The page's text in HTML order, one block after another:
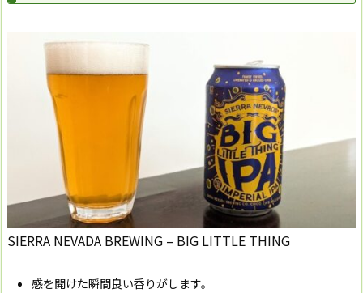
SIERRA NEVADA BREWING – BIG LITTLE THING
感を開けた瞬間良い香りがします。